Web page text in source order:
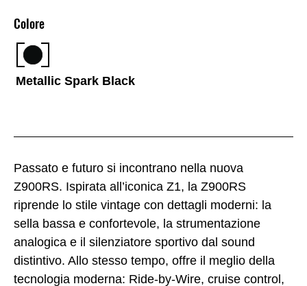
Passato e futuro si incontrano nella nuova
Z900RS. Ispirata all’iconica Z1, la Z900RS
riprende lo stile vintage con dettagli moderni: la
sella bassa e confortevole, la strumentazione
analogica e il silenziatore sportivo dal sound
distintivo. Allo stesso tempo, offre il meglio della
tecnologia moderna: Ride-by-Wire, cruise control,
Colore
Metallic Spark Black